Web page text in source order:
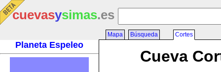
cuevasysimas.es
Planeta Espeleo
Mapa Búsqueda Cortes
Cueva